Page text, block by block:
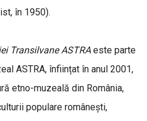
în 1950).
Transilvane ASTRAeste parte
ASTRA, înființat în anul 2001,
etno-muzeală din România,
populare româneşti,